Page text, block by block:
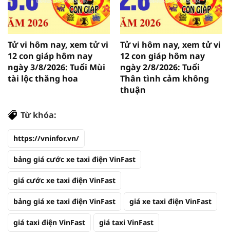
Tử vi hôm nay, xem tử vi
12 con giáp hôm nay
ngày 3/8/2026: Tuổi Mùi
tài lộc thăng hoa
Tử vi hôm nay, xem tử vi
12 con giáp hôm nay
ngày 2/8/2026: Tuổi
Thân tình cảm không
thuận
Từ khóa:
https://vninfor.vn/
bảng giá cước xe taxi điện VinFast
giá cước xe taxi điện VinFast
bảng giá xe taxi điện VinFast giá xe taxi điện VinFast
giá taxi điện VinFast giá taxi VinFast